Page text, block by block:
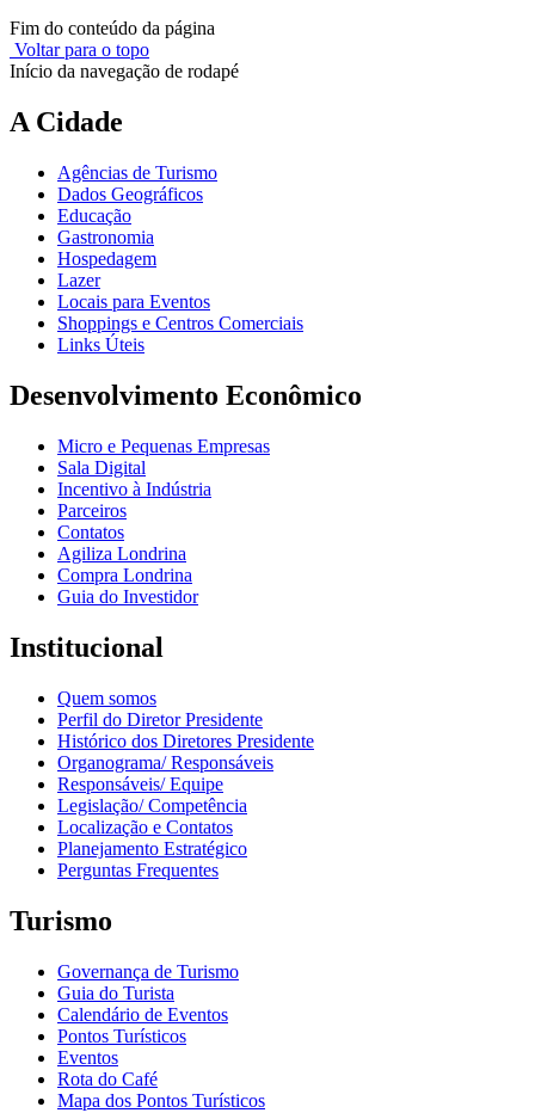
Fim do conteúdo da página
Voltar para o topo
Início da navegação de rodapé
A Cidade
Agências de Turismo
Dados Geográficos
Educação
Gastronomia
Hospedagem
Lazer
Locais para Eventos
Shoppings e Centros Comerciais
Links Úteis
Desenvolvimento Econômico
Micro e Pequenas Empresas
Sala Digital
Incentivo à Indústria
Parceiros
Contatos
Agiliza Londrina
Compra Londrina
Guia do Investidor
Institucional
Quem somos
Perfil do Diretor Presidente
Histórico dos Diretores Presidente
Organograma/ Responsáveis
Responsáveis/ Equipe
Legislação/ Competência
Localização e Contatos
Planejamento Estratégico
Perguntas Frequentes
Turismo
Governança de Turismo
Guia do Turista
Calendário de Eventos
Pontos Turísticos
Eventos
Rota do Café
Mapa dos Pontos Turísticos